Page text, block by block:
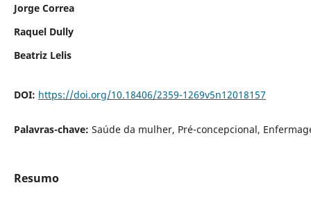
Jorge Correa
Raquel Dully
Beatriz Lelis
DOI: https://doi.org/10.18406/2359-1269v5n12018157
Palavras-chave: Saúde da mulher, Pré-concepcional,
Resumo